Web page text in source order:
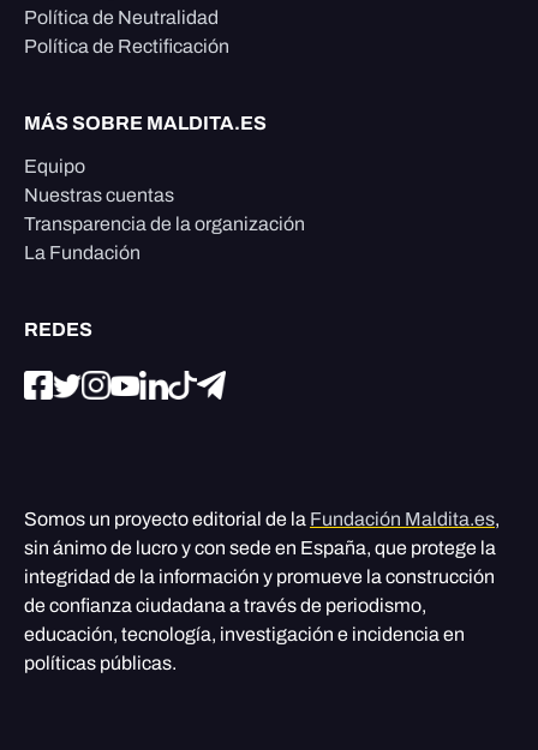
Política de Neutralidad
Política de Rectificación
MÁS SOBRE MALDITA.ES
Equipo
Nuestras cuentas
Transparencia de la organización
La Fundación
REDES
Somos un proyecto editorial de la Fundación Maldita.es,
sin ánimo de lucro y con sede en España, que protege la
integridad de la información y promueve la construcción
de confianza ciudadana a través de periodismo,
educación, tecnología, investigación e incidencia en
políticas públicas.